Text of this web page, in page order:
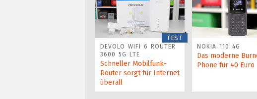
TEST
DEVOLO WIFI 6 ROUTER
3600 5G LTE
Schneller Mobilfunk-
Router sorgt für Internet
überall
NOKIA 110 4G
Das moderne
Phone für 40 Euro